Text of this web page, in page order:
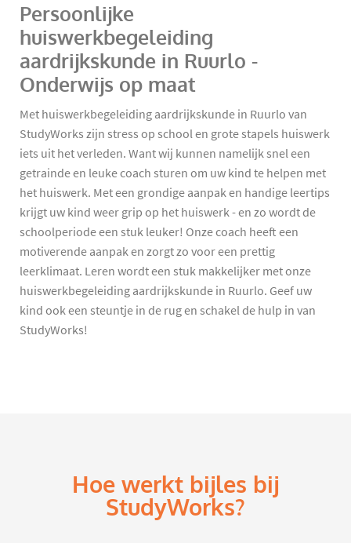
Persoonlijke
huiswerkbegeleiding
aardrijkskunde in Ruurlo -
Onderwijs op maat
Met huiswerkbegeleiding aardrijkskunde in Ruurlo van
StudyWorks zijn stress op school en grote stapels huiswerk
iets uit het verleden. Want wij kunnen namelijk snel een
getrainde en leuke coach sturen om uw kind te helpen met
het huiswerk. Met een grondige aanpak en handige leertips
krijgt uw kind weer grip op het huiswerk - en zo wordt de
schoolperiode een stuk leuker! Onze coach heeft een
motiverende aanpak en zorgt zo voor een prettig
leerklimaat. Leren wordt een stuk makkelijker met onze
huiswerkbegeleiding aardrijkskunde in Ruurlo. Geef uw
kind ook een steuntje in de rug en schakel de hulp in van
StudyWorks!
Hoe werkt bijles bij
StudyWorks?